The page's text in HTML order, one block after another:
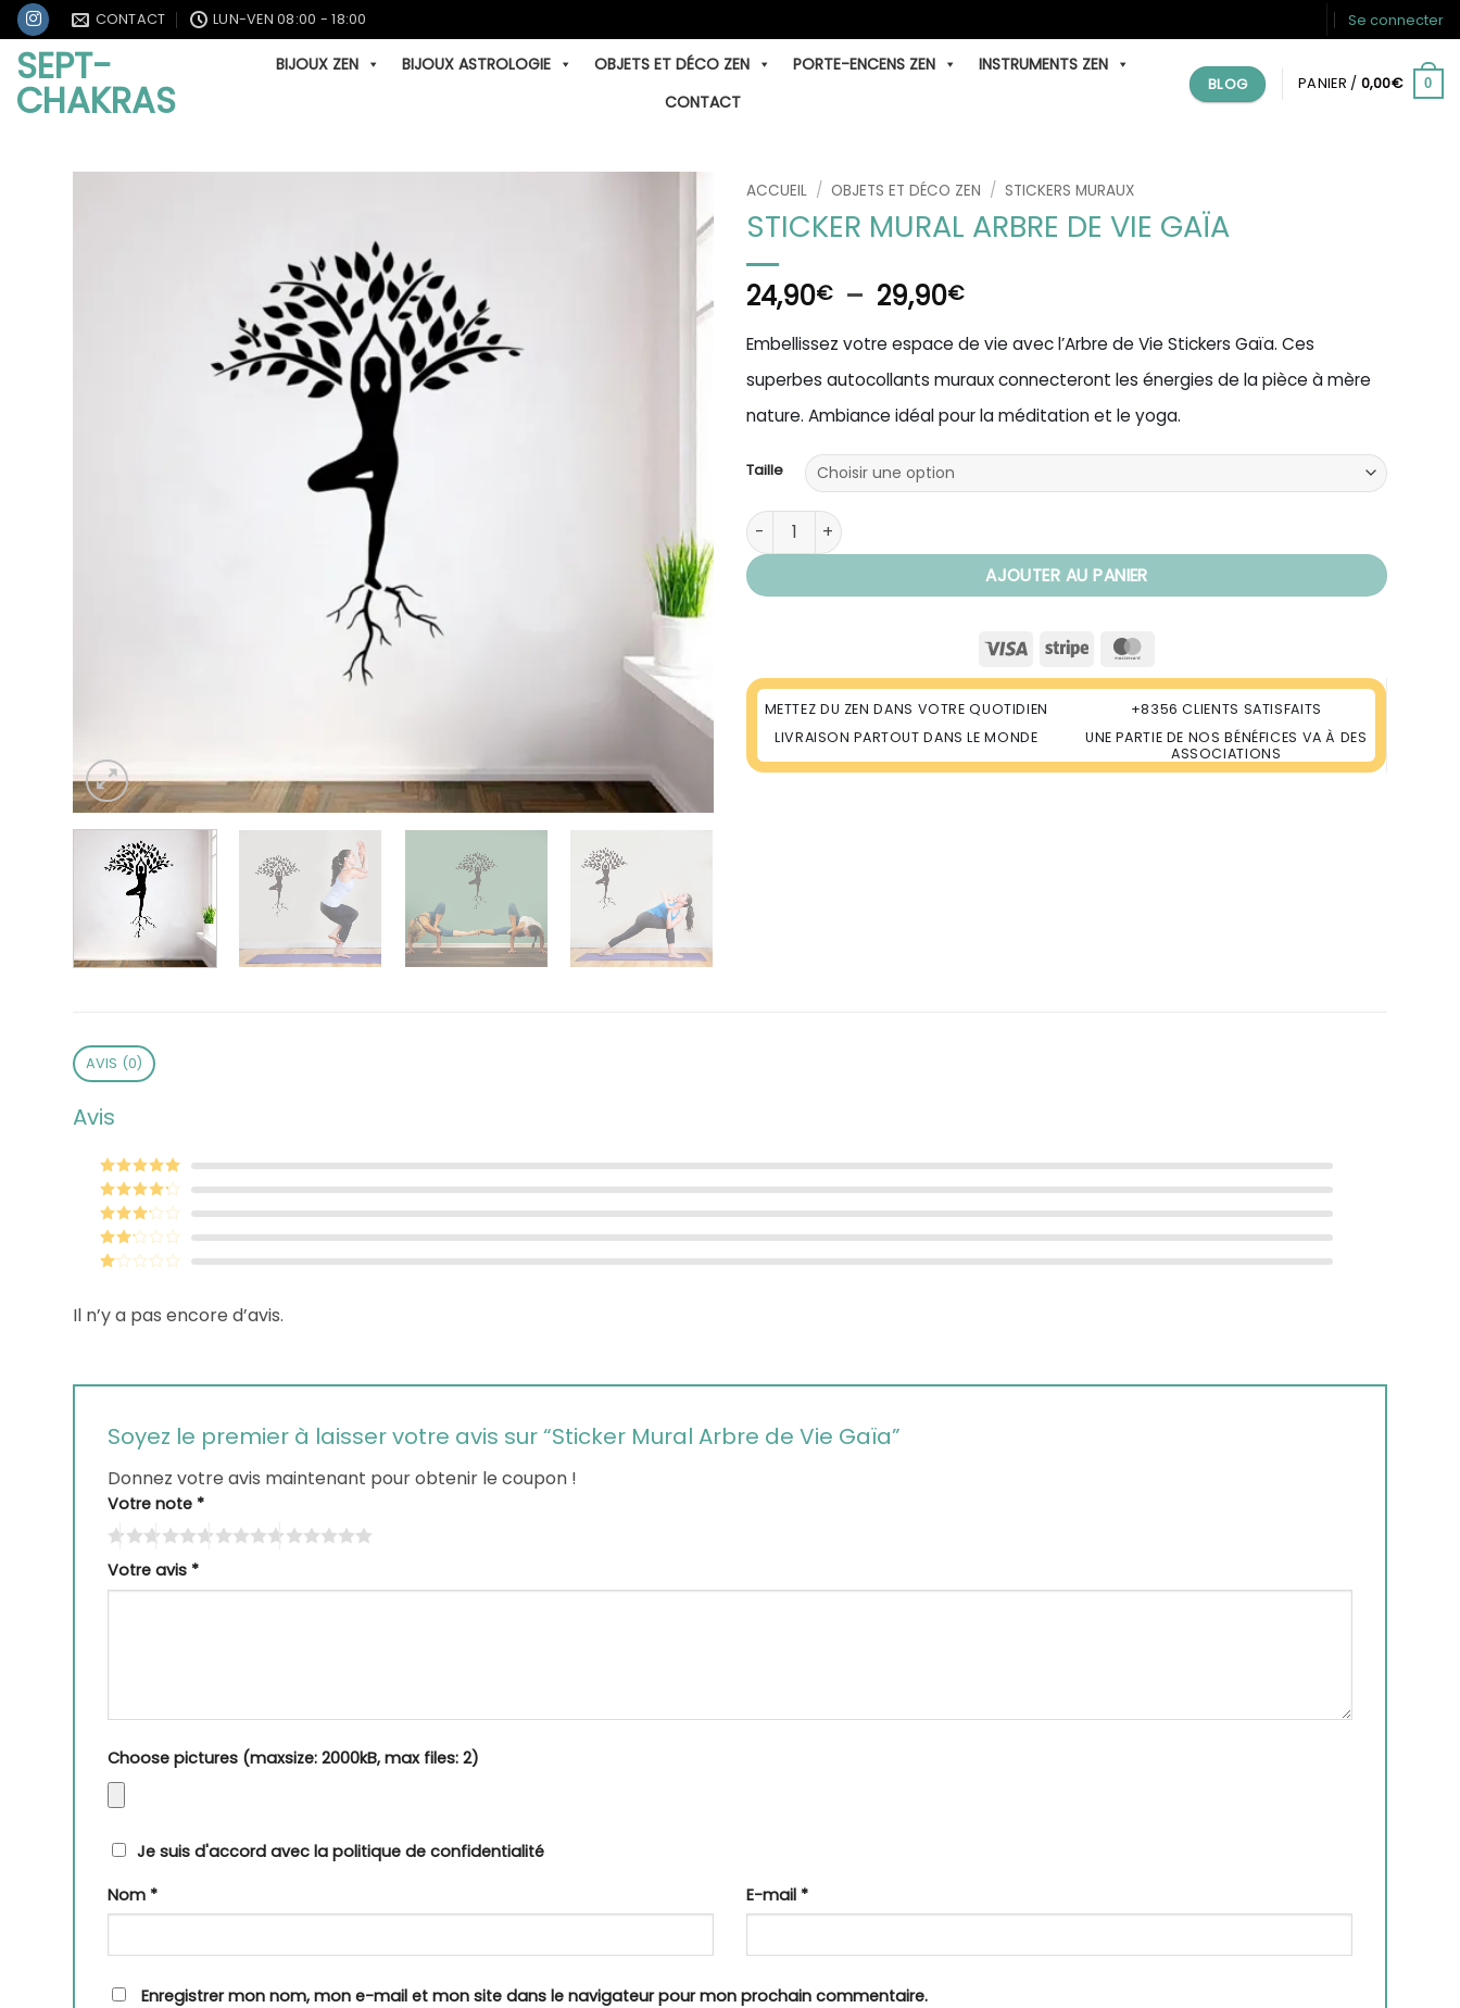
Passer
au
contenu
CONTACT LUN-VEN 08:00 - 18:00 Se connecter
SEPT-
CHAKRAS
BIJOUX ZEN BIJOUX ASTROLOGIE OBJETS ET DÉCO ZEN PORTE-ENCENS ZEN
INSTRUMENTS ZEN
CONTACT
BLOG PANIER / 0,00€ 0
ACCUEIL / OBJETS ET DÉCO ZEN / STICKERS MURAUX
STICKER MURAL ARBRE DE VIE GAÏA
24,90€ – 29,90€Plage
prix :
24,90€
29,90€
Embellissez votre espace de vie avec l’Arbre de Vie Stickers Gaïa. Ces
superbes autocollants muraux connecteront les énergies de la pièce à mère
nature. Ambiance idéal pour la méditation et le yoga.
Taille
quantité de Sticker Mural Arbre de Vie Gaïa
AJOUTER AU PANIER
Visa Stripe
METTEZ DU ZEN DANS VOTRE QUOTIDIEN
+8356 CLIENTS SATISFAITS
LIVRAISON PARTOUT DANS LE MONDE
UNE PARTIE DE NOS BÉNÉFICES VA À DES
ASSOCIATIONS
AVIS (0)
Avis
Note5sur 5
Note4
sur 5
Note3
sur 5
Note
sur
5
Il n’y a pas encore d’avis.
Soyez le premier à laisser votre avis sur “Sticker Mural Arbre de Vie Gaïa”
Donnez votre avis maintenant pour obtenir le coupon !
Votre note *
Votre avis *
Choose pictures (maxsize: 2000kB, max files: 2)
Je suis d'accord avec la politique de confidentialité
Nom * E-mail *
Enregistrer mon nom, mon e-mail et mon site dans le navigateur pour mon prochain commentaire.